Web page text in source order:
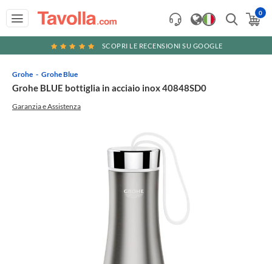
0
SCOPRI LE RECENSIONI SU GOOGLE
Grohe Grohe Blue
Grohe BLUE bottiglia in acciaio inox 40848SD0
Garanzia e Assistenza